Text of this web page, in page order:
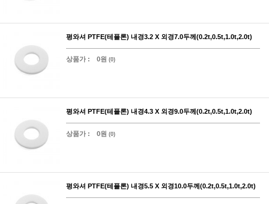
평와셔 PTFE(테플론) 내경3.2 X 외경7.0두께(0.2t,0.5t,1.0t,2.0t)
상품가 : 0원 (0)
평와셔 PTFE(테플론) 내경4.3 X 외경9.0두께(0.2t,0.5t,1.0t,2.0t)
상품가 : 0원 (0)
평와셔 PTFE(테플론) 내경5.5 X 외경10.0두께(0.2t,0.5t,1.0t,2.0t)